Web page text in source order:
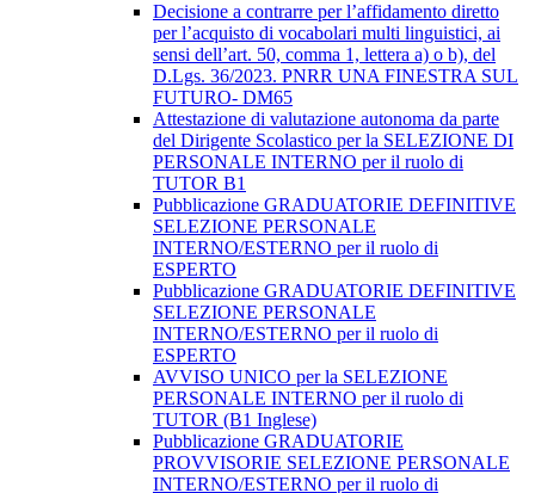
Decisione a contrarre per l’affidamento diretto
per l’acquisto di vocabolari multi linguistici, ai
sensi dell’art. 50, comma 1, lettera a) o b), del
D.Lgs. 36/2023. PNRR UNA FINESTRA SUL
FUTURO- DM65
Attestazione di valutazione autonoma da parte
del Dirigente Scolastico per la SELEZIONE DI
PERSONALE INTERNO per il ruolo di
TUTOR B1
Pubblicazione GRADUATORIE DEFINITIVE
SELEZIONE PERSONALE
INTERNO/ESTERNO per il ruolo di
ESPERTO
Pubblicazione GRADUATORIE DEFINITIVE
SELEZIONE PERSONALE
INTERNO/ESTERNO per il ruolo di
ESPERTO
AVVISO UNICO per la SELEZIONE
PERSONALE INTERNO per il ruolo di
TUTOR (B1 Inglese)
Pubblicazione GRADUATORIE
PROVVISORIE SELEZIONE PERSONALE
INTERNO/ESTERNO per il ruolo di